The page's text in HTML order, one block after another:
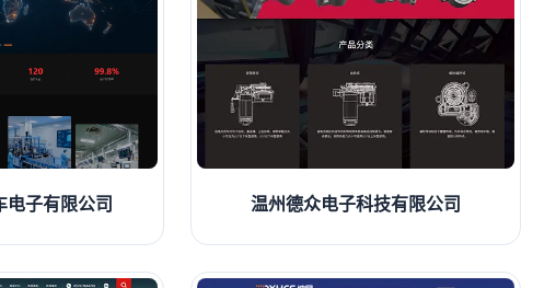
电子有限公司 温州德众电子科技有限公司